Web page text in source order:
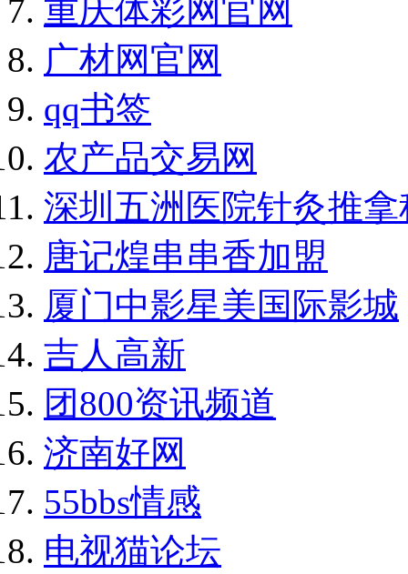
重庆体彩网官网
广材网官网
qq书签
农产品交易网
深圳五洲医院针灸推拿
唐记煌串串香加盟
厦门中影星美国际影城
吉人高新
团800资讯频道
济南好网
55bbs情感
电视猫论坛